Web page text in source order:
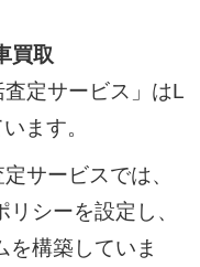
買取
査定サービス」はL
ます。
サービスでは、
シーを設定し、
を構築していま